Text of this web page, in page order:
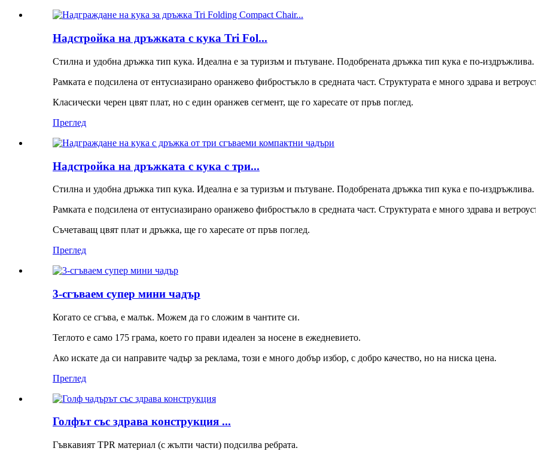
Надстройка на дръжката с кука Tri Fol...
Стилна и удобна дръжка тип кука. Идеална е за туризъм и пътуване. Подобрената дръжка тип кука е по-издръжлива.
Рамката е подсилена от ентусиазирано оранжево фибростъкло в средната част. Структурата е много здрава и
Класически черен цвят плат, но с един оранжев сегмент, ще го харесате от пръв поглед.
Преглед
Надстройка на дръжката с кука с три...
Стилна и удобна дръжка тип кука. Идеална е за туризъм и пътуване. Подобрената дръжка тип кука е по-издръжлива.
Рамката е подсилена от ентусиазирано оранжево фибростъкло в средната част. Структурата е много здрава и
Съчетаващ цвят плат и дръжка, ще го харесате от пръв поглед.
Преглед
3-сгъваем супер мини чадър
Когато се сгъва, е малък. Можем да го сложим в чантите си.
Теглото е само 175 грама, което го прави идеален за носене в ежедневието.
Ако искате да си направите чадър за реклама, този е много добър избор, с добро качество, но на ниска цена.
Преглед
Голфът със здрава конструкция ...
Гъвкавият TPR материал (с жълти части) подсилва ребрата.